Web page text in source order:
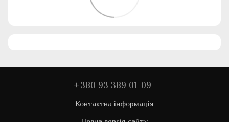
+380 93 389 01 09
Контактна інформація